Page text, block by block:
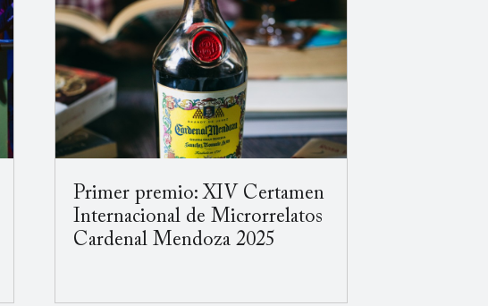
Primer premio: XIV Certamen
Internacional de Microrrelatos
Cardenal Mendoza 2025